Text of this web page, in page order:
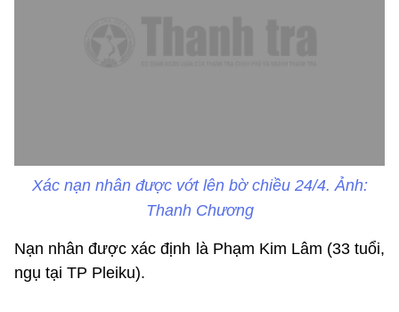
Xác nạn nhân được vớt lên bờ chiều 24/4. Ảnh:
Thanh Chương
Nạn nhân được xác định là Phạm Kim Lâm (33 tuổi,
ngụ tại TP Pleiku).